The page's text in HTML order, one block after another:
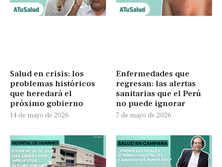
Salud en crisis: los
problemas históricos
que heredará el
próximo gobierno
14 de mayo de 2026
Enfermedades que
regresan: las alertas
sanitarias que el Perú
no puede ignorar
7 de mayo de 2026